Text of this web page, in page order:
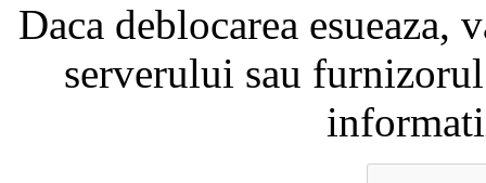
Daca deblocarea
serverului sau